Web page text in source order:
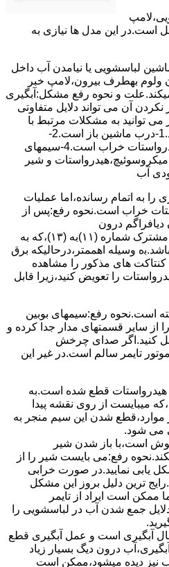
اﺳﺖ.در اﯾﻦ مدل ها ﻧﯿﺎزی ﺑﻪ
ماشین لباسشویی یا نیامدن آب داخل
بهطرف ﺑﯿﺮون،ﻻﻣﭗ ﺧﺒﺮ
و نحوه رﻓﻊ مشکل:آبگیری
آن می تواند دلایل متفاوتی
می توانید به مشکلات مرتبط با
آبگیری لباسشویی مراجعه کنید.1-درب ﻣﺎﺷﯿﻦ ﺑﺎز اﺳﺖ.2-
ﻣﯿﮑﺮوﺳﻮﺋﯿﭻ ﺧﺮاب اﺳﺖ.3-ﻫﯿﺪرواﺳﺘﺎت ﺧﺮاب اﺳﺖ.4-سیمهای
و ﺷﯿﺮ
را ﺑﻪ اﺗﻤﺎم رﺳﺎﻧﺪه،اﻣﺎ ﻋﻤﻠﯿﺎت
ﻫﯿﺪرواﺳﺘﺎت ﺧﺮاب اﺳﺖ.نحوه رﻓﻊ:ﭘﺲ از
دﯾﺎﻓﺮاﮔﻢ درون
ﻫﯿﺪرواﺳﺘﺎت،میبایست ﮐﻨﺘﺎﮐﺖ ﻣﺸﺘﺮک شماره (۱۱)به (۱۳)،ﮐﻪ ﺑﻪ
وسیله اهممتر،درحالیکه ﺑﺮق
ﮐﻨﺘﺎﮐﺖ ﻫﺎی ﻣﺬﮐﻮر را ﻣﺸﺎﻫﺪه
را ﺗﻌﻮﯾﺾ ﮐﻨﯿﺪ،زﯾﺮا قابل
اﺳﺖ.نحوه رﻓﻊ:سیمهای ﺑﻮﺑﯿﻦ
از ﺳﺎﯾﺮ قسمتهای ﻣﺪار ﺟﺪا کرده و
۲۲۰ وﻟﺖ ﻣﺘﺼﻞ کنید.اﮔﺮ ﺻﺪای ﭼﺮﺧﺶ
ﺗﺎﯾﻤﺮ ﺳﺎﻟﻢ اﺳﺖ.در ﻏﯿﺮ اﯾﻦ
و ﻫﯿﺪرواﺳﺘﺎت ﻗﻄﻊ ﺷﺪه اﺳﺖ.به
میبایست از روی ﻧﻘﺸﻪ ﭘﯿﺪا
موارد،ﻗﻄﻊ ﺷﺪن اﯾﻦ ﺳﯿﻢ ﻣﻨﺠﺮ ﺑﻪ
می شود.
اﺳﺖ،ﺑﺎ ﺑﺎز ﺷﺪن ﺷﯿﺮ
رﻓﻊ:می بایست ﺷﯿﺮ را از
یابی نمایید.در صورت خرابی
ترین دلیل بروز این مشکل
است ایراد از تایمر
جمع شدن آب در لباسشویی را
در ﺣﺎل آﺑﮕﯿﺮی اﺳﺖ و ﻋﻤﻞ آﺑﮕﯿﺮی ﻗﻄﻊ
درون دﯾﮓ ﺑﺴﯿﺎر زﯾﺎد
ﻧﯿﺰ دﯾﺪه میشود،ممکن است